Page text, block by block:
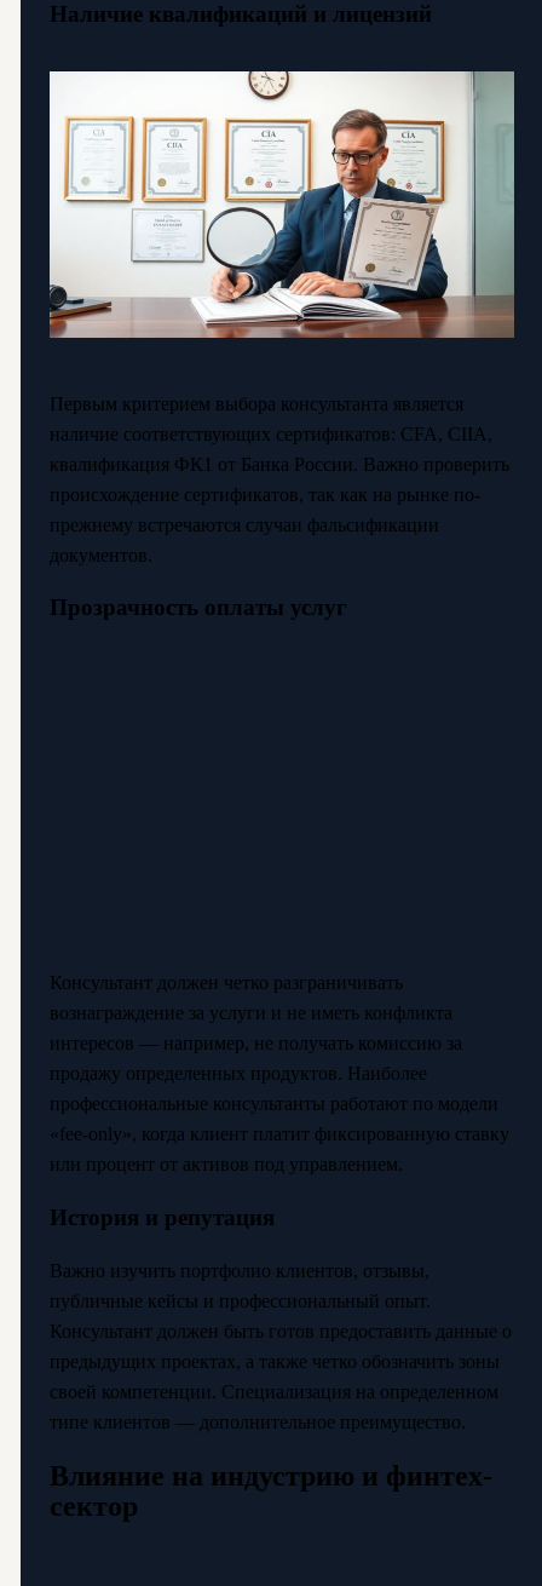
Наличие квалификаций и лицензий
Первым критерием выбора консультанта является
наличие соответствующих сертификатов: CFA, CIIA,
квалификация ФК1 от Банка России. Важно проверить
происхождение сертификатов, так как на рынке по-
прежнему встречаются случаи фальсификации
документов.
Прозрачность оплаты услуг
Консультант должен четко разграничивать
вознаграждение за услуги и не иметь конфликта
интересов — например, не получать комиссию за
продажу определенных продуктов. Наиболее
профессиональные консультанты работают по модели
«fee-only», когда клиент платит фиксированную ставку
или процент от активов под управлением.
История и репутация
Важно изучить портфолио клиентов, отзывы,
публичные кейсы и профессиональный опыт.
Консультант должен быть готов предоставить данные о
предыдущих проектах, а также четко обозначить зоны
своей компетенции. Специализация на определенном
типе клиентов — дополнительное преимущество.
Влияние на индустрию и финтех-
сектор